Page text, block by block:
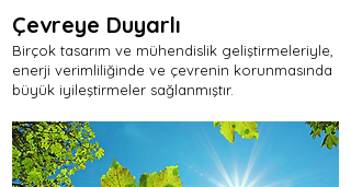
Çevreye Duyarlı
Birçok tasarım ve mühendislik geliştirmeleriyle,
enerji verimliliğinde ve çevrenin korunmasında
büyük iyileştirmeler sağlanmıştır.